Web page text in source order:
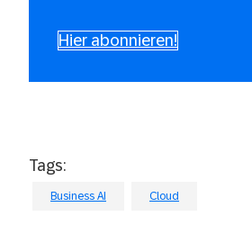
Hier abonnieren!
Tags:
Business AI Cloud